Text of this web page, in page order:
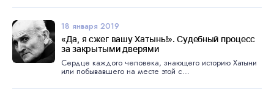
18 января 2019
«Да, я сжег вашу Хатынь!». Судебный процесс
за закрытыми дверями
Сердце каждого человека, знающего историю Хатыни
или побывавшего на месте этой с...